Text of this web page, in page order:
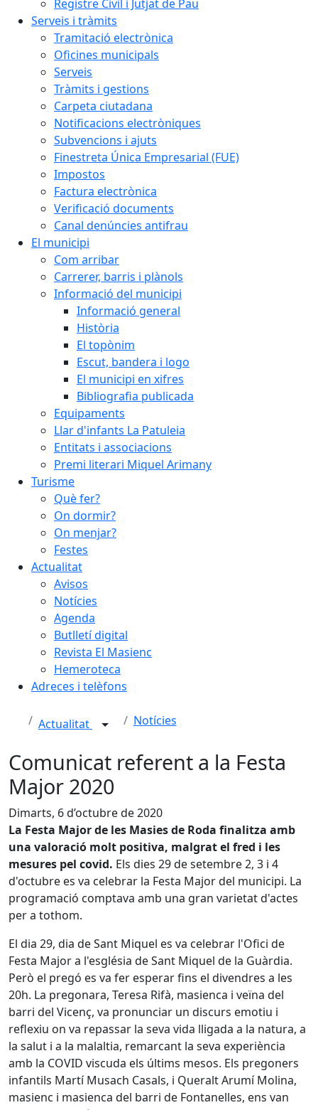
Registre Civil i Jutjat de Pau
Serveis i tràmits
Tramitació electrònica
Oficines municipals
Serveis
Tràmits i gestions
Carpeta ciutadana
Notificacions electròniques
Subvencions i ajuts
Finestreta Única Empresarial (FUE)
Impostos
Factura electrònica
Verificació documents
Canal denúncies antifrau
El municipi
Com arribar
Carrerer, barris i plànols
Informació del municipi
Informació general
Història
El topònim
Escut, bandera i logo
El municipi en xifres
Bibliografia publicada
Equipaments
Llar d'infants La Patuleia
Entitats i associacions
Premi literari Miquel Arimany
Turisme
Què fer?
On dormir?
On menjar?
Festes
Actualitat
Avisos
Notícies
Agenda
Butlletí digital
Revista El Masienc
Hemeroteca
Adreces i telèfons
Actualitat Notícies
Comunicat referent a la Festa
Major 2020
Dimarts, 6 d’octubre de 2020
La Festa Major de les Masies de Roda finalitza amb
una valoració molt positiva, malgrat el fred i les
mesures pel covid. Els dies 29 de setembre 2, 3 i 4
d'octubre es va celebrar la Festa Major del municipi. La
programació comptava amb una gran varietat d'actes
per a tothom.
El dia 29, dia de Sant Miquel es va celebrar l'Ofici de
Festa Major a l'església de Sant Miquel de la Guàrdia.
Però el pregó es va fer esperar fins el divendres a les
20h. La pregonara, Teresa Rifà, masienca i veïna del
barri del Vicenç, va pronunciar un discurs emotiu i
reflexiu on va repassar la seva vida lligada a la natura, a
la salut i a la malaltia, remarcant la seva experiència
amb la COVID viscuda els últims mesos. Els pregoners
infantils Martí Musach Casals, i Queralt Arumí Molina,
masienc i masienca del barri de Fontanelles, ens van